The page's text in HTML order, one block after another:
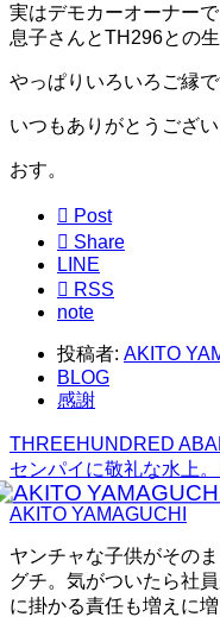
実はデモカーオーナーで
息子さんとTH296との
やっぱりいろいろご縁
いつもありがとうござい
おす。
 Post
 Share
LINE
 RSS
note
投稿者: AKITO
BLOG
感謝
THREEHUNDRED
センパイに敬礼な水上。
AKITO YAMAGUCHI
ヤンチャな子供がその
グチ。気がついたら社
に掛かる責任も増えに